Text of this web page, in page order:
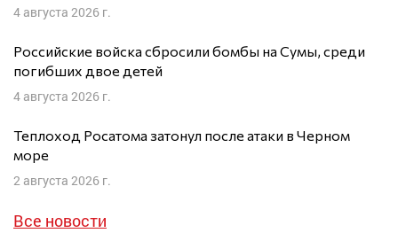
4 августа 2026 г.
Российские войска сбросили бомбы на Сумы, среди
погибших двое детей
4 августа 2026 г.
Теплоход Росатома затонул после атаки в Черном
море
2 августа 2026 г.
Все новости